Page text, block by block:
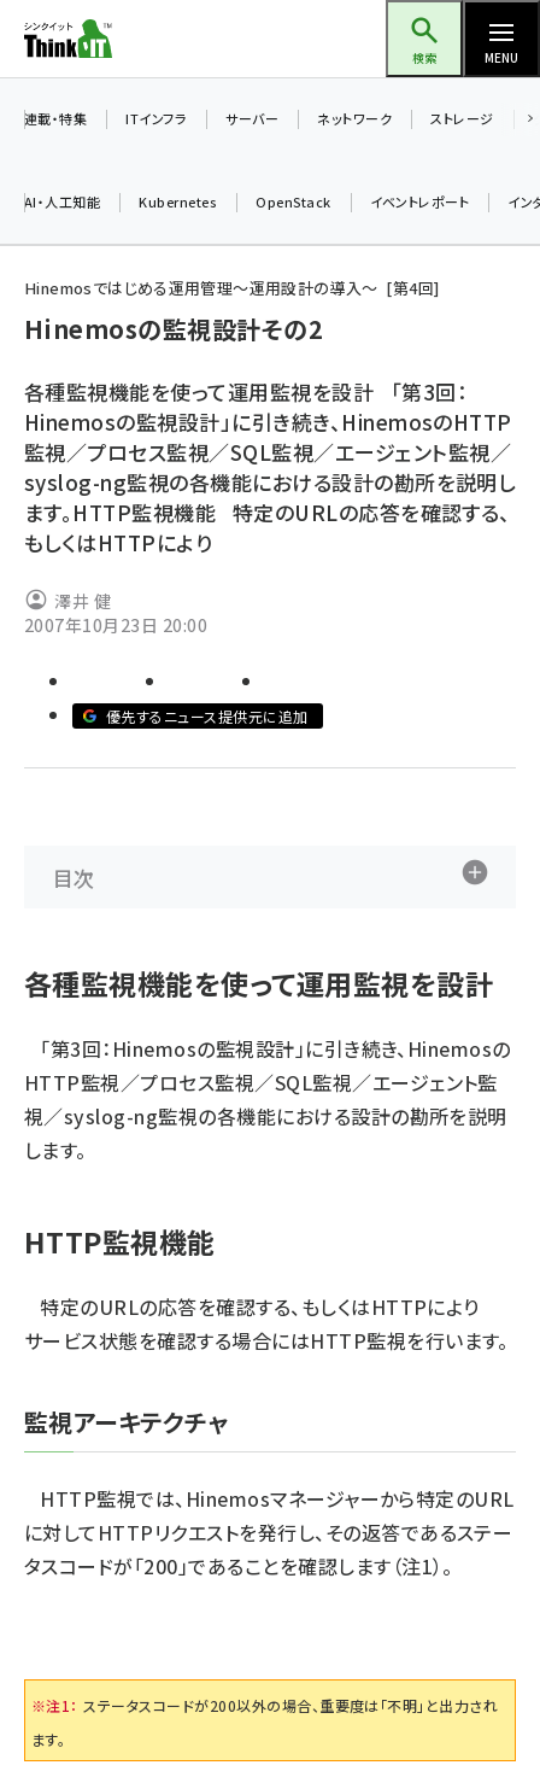
ン
ツ
検索 MENU
加藤銘のチーム貢献～仲間と築いた勝利の絆～ (2329)
北海道をのんびり旅する晴山佳須夫のヒント集！ (2050)
drupal (1966)
genai (1494)
abc123 (1371)
連載・特集 ITインフラ サーバー ネットワーク ストレージ
AI・人工知能 Kubernetes OpenStack イベントレポート イン
Hinemosではじめる運用管理〜運用設計の導入〜 第4回
Hinemosの監視設計その2
各種監視機能を使って運用監視を設計 「第3回：
Hinemosの監視設計」に引き続き、HinemosのHTTP
監視／プロセス監視／SQL監視／エージェント監視／
syslog-ng監視の各機能における設計の勘所を説明し
ます。HTTP監視機能 特定のURLの応答を確認する、
もしくはHTTPにより
澤井 健
2007年10月23日 20:00
優先するニュース提供元に追加
目次
各種監視機能を使って運用監視を設計
「第3回：Hinemosの監視設計」に引き続き、Hinemosの
HTTP監視／プロセス監視／SQL監視／エージェント監
視／syslog-ng監視の各機能における設計の勘所を説明
します。
HTTP監視機能
特定のURLの応答を確認する、もしくはHTTPにより
サービス状態を確認する場合にはHTTP監視を行います。
監視アーキテクチャ
HTTP監視では、Hinemosマネージャーから特定のURL
に対してHTTPリクエストを発行し、その返答であるステー
タスコードが「200」であることを確認します（注1）。
※注1： ステータスコードが200以外の場合、重要度は「不明」と出力され
ます。